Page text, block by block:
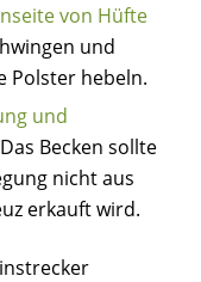
von Hüfte
und
Polster hebeln.
und
Becken sollte
nicht aus
erkauft wird.